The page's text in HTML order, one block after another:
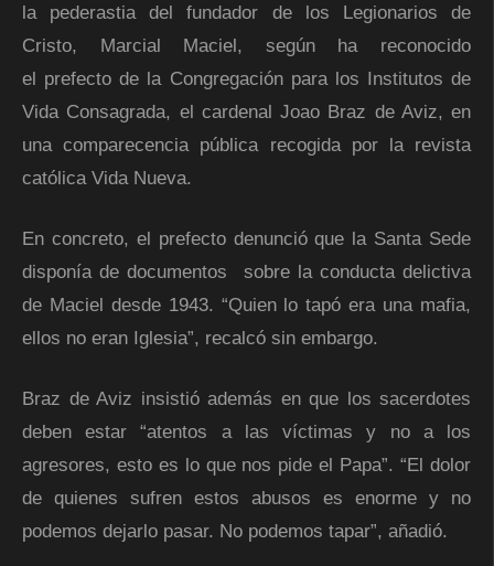
la pederastia del fundador de los Legionarios de
Cristo, Marcial Maciel, según ha reconocido
el prefecto de la Congregación para los Institutos de
Vida Consagrada, el cardenal Joao Braz de Aviz, en
una comparecencia pública recogida por la revista
católica Vida Nueva.
En concreto, el prefecto denunció que la Santa Sede
disponía de documentos sobre la conducta delictiva
de Maciel desde 1943. “Quien lo tapó era una mafia,
ellos no eran Iglesia”, recalcó sin embargo.
Braz de Aviz insistió además en que los sacerdotes
deben estar “atentos a las víctimas y no a los
agresores, esto es lo que nos pide el Papa”. “El dolor
de quienes sufren estos abusos es enorme y no
podemos dejarlo pasar. No podemos tapar”, añadió.